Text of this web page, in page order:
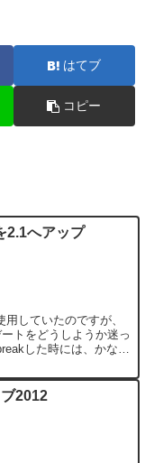
はてブ
コピー
2.1へアップ
していたのですが、
トをどうしようか迷っ
した時には、かなり
2012